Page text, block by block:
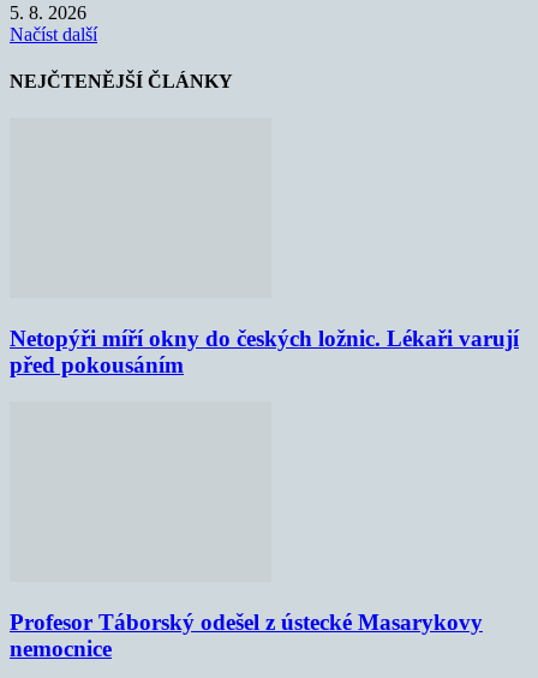
5. 8. 2026
Načíst další
NEJČTENĚJŠÍ ČLÁNKY
Netopýři míří okny do českých ložnic. Lékaři varují
před pokousáním
Profesor Táborský odešel z ústecké Masarykovy
nemocnice